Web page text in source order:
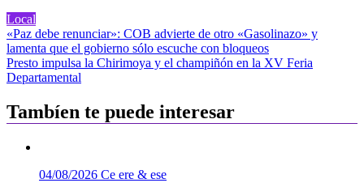
Local
Navegación
de
entradas
«Paz debe renunciar»: COB advierte de otro «Gasolinazo» y
lamenta que el gobierno sólo escuche con bloqueos
Presto impulsa la Chirimoya y el champiñón en la XV Feria
Departamental
Tambíen te puede interesar
04/08/2026 Ce ere & ese